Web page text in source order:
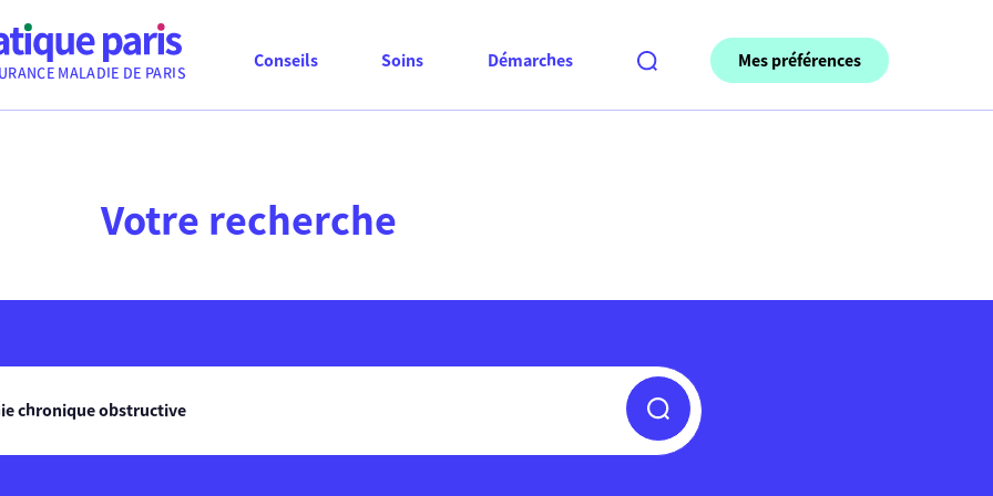
MALADIE DE PARIS
Conseils Soins Démarches Mes préférences
Votre recherche